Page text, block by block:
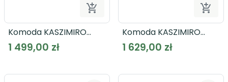

Dodaj do koszyka
Komoda KASZIMIRO
KZMK231
1 499,00 zł

Komoda KASZIMIRO
KZMK232
1 629,00 zł